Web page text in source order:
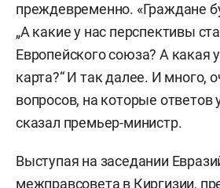
преждевременно. «Граждане
„А какие у нас перспективы
Европейского союза? А какая
карта?“ И так далее. И много,
вопросов, на которые ответов
сказал премьер-министр.
Выступая на заседании
межправсовета в Киргизии,